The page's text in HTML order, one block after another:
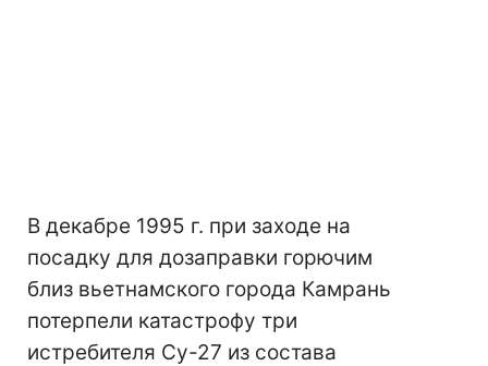
В декабре 1995 г. при заходе на
посадку для дозаправки горючим
близ вьетнамского города Камрань
потерпели катастрофу три
истребителя Су-27 из состава